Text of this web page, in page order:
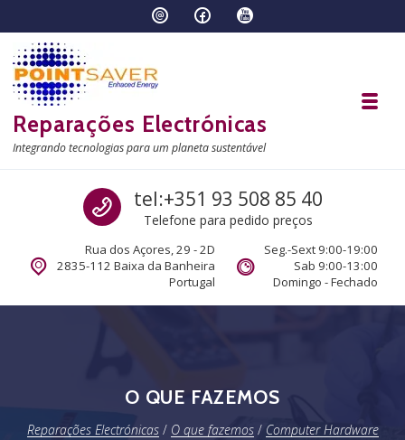
Reparações Electrónicas
Integrando tecnologias para um planeta sustentável
Call us
tel:+351 93 508 85 40
Telefone para pedido preços
Rua dos Açores, 29 - 2D
2835-112 Baixa da Banheira
Portugal
Seg.-Sext 9:00-19:00
Sab 9:00-13:00
Domingo - Fechado
O QUE FAZEMOS
Reparações Electrónicas/ O que fazemos/ Computer Hardware